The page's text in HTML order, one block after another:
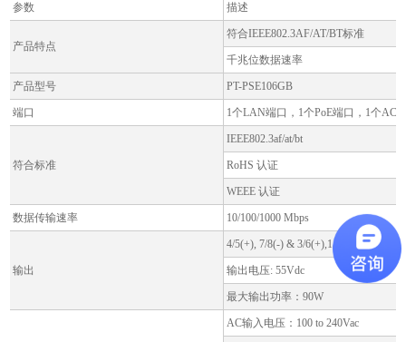
参数 描述
产品特点
符合IEEE802.3AF/AT/BT标准
千兆位数据速率
产品型号 PT-PSE106GB
端口 1个LAN端口，1个PoE端口，1个AC
符合标准
IEEE802.3af/at/bt
RoHS 认证
WEEE 认证
数据传输速率 10/100/1000 Mbps
输出
4/5(+), 7/8(-) & 3/6(+),1/2(-)
输出电压: 55Vdc
最大输出功率：90W
AC输入电压：100 to 240Vac